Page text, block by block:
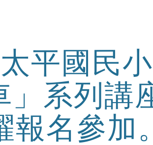
平國民
系列講
名參加。